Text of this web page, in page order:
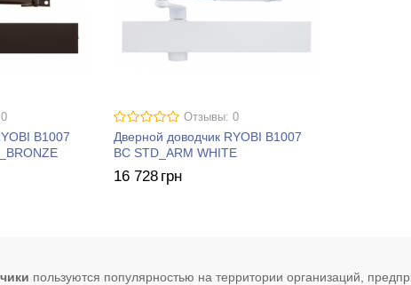
B1007
Отзывы: 0
Дверной доводчик RYOBI B1007
BC STD_ARM WHITE
16 728 грн
пользуются популярностью на территории организаций,